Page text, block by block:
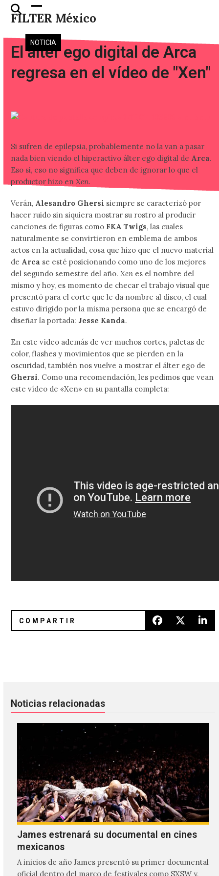
Skip
FILTER México
Open
mobile
menu
Close
mobile
menu
NOTICIA
El álter ego digital de Arca
regresa en el vídeo de "Xen"
Si sufren de epilepsia, probablemente no la van a pasar
nada bien viendo el hiperactivo álter ego digital de Arca.
Eso si, eso no significa que deben de ignorar lo que el
productor hizo en Xen.
Verán, Alesandro Ghersi siempre se caracterizó por
hacer ruido sin siquiera mostrar su rostro al producir
canciones de figuras como FKA Twigs, las cuales
naturalmente se convirtieron en emblema de ambos
actos en la actualidad, cosa que hizo que el nuevo material
de Arca se esté posicionando como uno de los mejores
del segundo semestre del año.Xen es el nombre del
mismo y hoy, es momento de checar el trabajo visual que
presentó para el corte que le da nombre al disco, el cual
estuvo dirigido por la misma persona que se encargó de
diseñar la portada: Jesse Kanda.
En este vídeo además de ver muchos cortes, paletas de
color, flashes y movimientos que se pierden en la
oscuridad, también nos vuelve a mostrar el álter ego de
Ghersi. Como una recomendación, les pedimos que vean
este vídeo de «Xen» en su pantalla completa:
Noticias relacionadas
James estrenará su documental en cines
mexicanos
A inicios de año James presentó su primer documental
oficial dentro del marco de festivales como SXSW y,